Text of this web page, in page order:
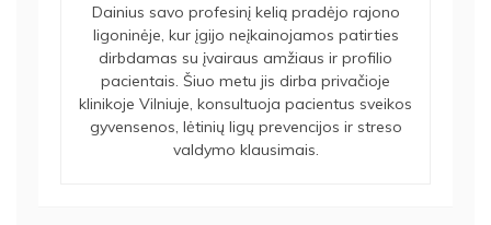
Dainius savo profesinį kelią pradėjo rajono
ligoninėje, kur įgijo neįkainojamos patirties
dirbdamas su įvairaus amžiaus ir profilio
pacientais. Šiuo metu jis dirba privačioje
klinikoje Vilniuje, konsultuoja pacientus sveikos
gyvensenos, lėtinių ligų prevencijos ir streso
valdymo klausimais.